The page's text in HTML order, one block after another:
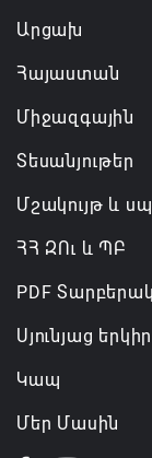
Արցախ
Հայաստան
Միջազգային
Տեսանյութեր
Մշակույթ և
ՀՀ ԶՈւ և ՊԲ
PDF
Սյունյաց
Կապ
Մեր Մասին